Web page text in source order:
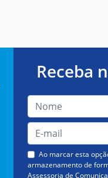
Receba
Ao marcar esta
armazenamento de
Assessoria de